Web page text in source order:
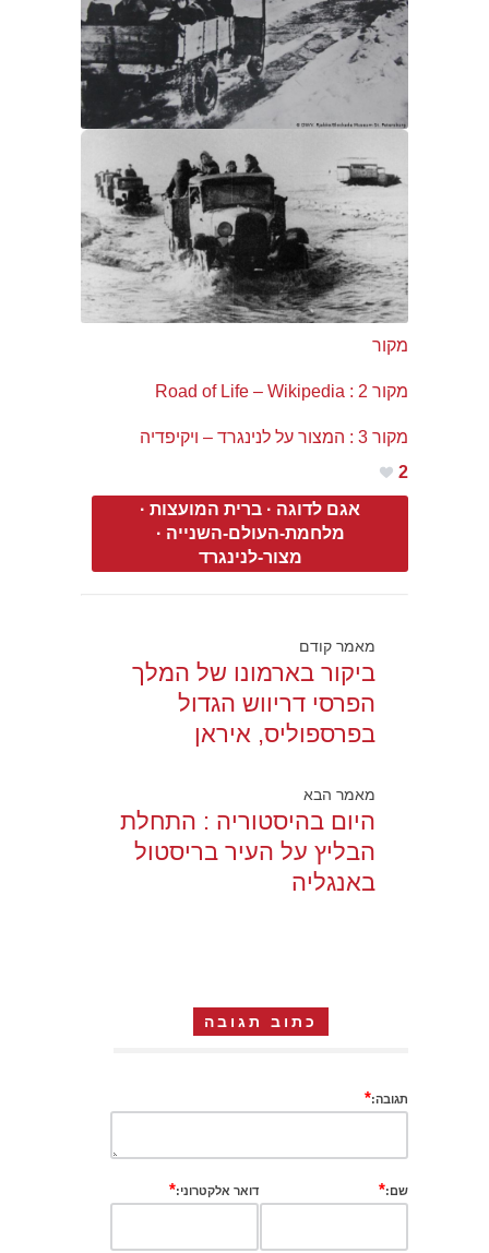
מקור
מקור 2 : Road of Life – Wikipedia
מקור 3 : המצור על לנינגרד – ויקיפדיה
2
אגם לדוגה · ברית המועצות ·
מלחמת-העולם-השנייה ·
מצור-לנינגרד
מאמר קודם
ביקור בארמונו של המלך
הפרסי דריווש הגדול
בפרספוליס, איראן
מאמר הבא
היום בהיסטוריה : התחלת
הבליץ על העיר בריסטול
באנגליה
כתוב תגובה
תגובה:*
שם:* דואר אלקטרוני:*